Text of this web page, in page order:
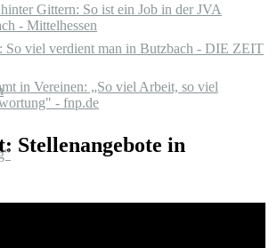
Gittern: So ist ein Job in der JVA
- Mittelhessen
So viel verdient man in Butzbach - DIE ZEIT
in Vereinen: „So viel Arbeit, so viel
- fnp.de
Stellenangebote in